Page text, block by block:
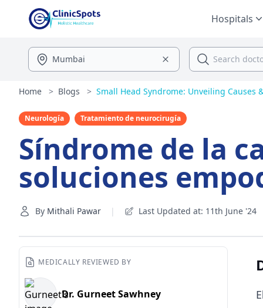
Hospitals
Home > Blogs > Small Head Syndrome: Unveiling Causes
Neurología Tratamiento de neurocirugía
Síndrome de la
soluciones
By Mithali Pawar | Last Updated at: 11th June '24
MEDICALLY REVIEWED BY
Dr. Gurneet Sawhney